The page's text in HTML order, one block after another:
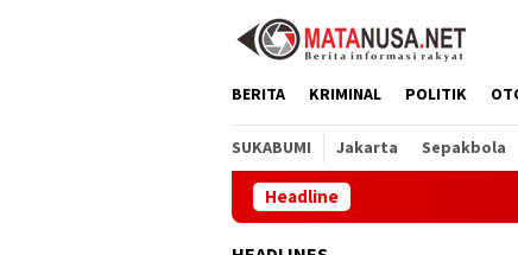
BERITA KRIMINAL POLITIK
SUKABUMI Jakarta Sepakbola
Headline PT